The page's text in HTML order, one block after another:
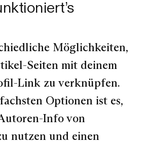
Möglichkeiten,
Seiten mit deinem
Link zu verknüpfen.
Optionen ist es,
Info von
nutzen und einen